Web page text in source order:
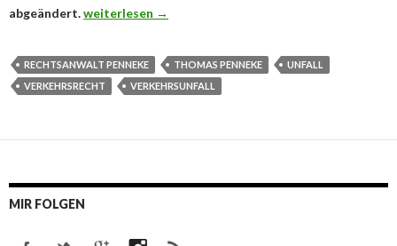
abgeändert.Grundstücksausfahrt mit anschließendem
weiterlesen →
RECHTSANWALT PENNEKE THOMAS PENNEKE
UNFALL
VERKEHRSRECHT
VERKEHRSUNFALL
MIR FOLGEN